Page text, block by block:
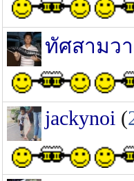
ทัศสามวา
jackynoi (